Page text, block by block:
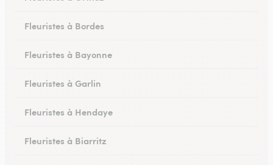
Fleuristes à Bordes
Fleuristes à Bayonne
Fleuristes à Garlin
Fleuristes à Hendaye
Fleuristes à Biarritz